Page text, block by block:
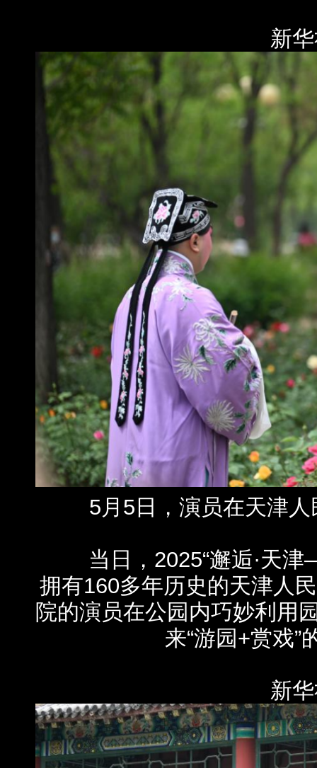
新华
5月5日，演员在天津人
当日，2025“邂逅·天津
拥有160多年历史的天津人
院的演员在公园内巧妙利用
来“游园+赏戏”
新华